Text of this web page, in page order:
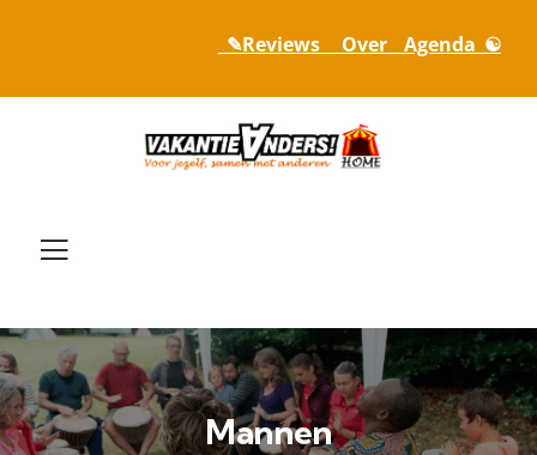
_✎Reviews_ _ Over_ _Agenda_☯
Mannen